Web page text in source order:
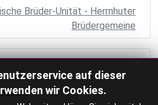
Brüder-Unität - Herrnhuter
Brüdergemeine
auf dieser
wir Cookies.